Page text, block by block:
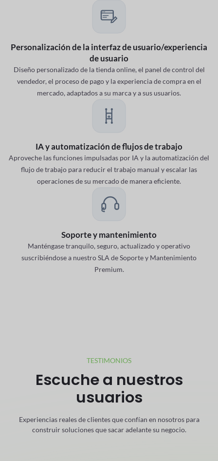
Personalización de la interfaz de usuario/experiencia
de usuario
Diseño personalizado de la tienda online, el panel de control del
vendedor, el proceso de pago y la experiencia de compra en el
mercado, adaptados a su marca y a sus usuarios.
IA y automatización de flujos de trabajo
Aproveche las funciones impulsadas por IA y la automatización del
flujo de trabajo para reducir el trabajo manual y escalar las
operaciones de su mercado de manera eficiente.
Soporte y mantenimiento
Manténgase tranquilo, seguro, actualizado y operativo
suscribiéndose a nuestro SLA de Soporte y Mantenimiento
Premium.
TESTIMONIOS
Escuche a nuestros
usuarios
Experiencias reales de clientes que confían en nosotros para
construir soluciones quesacar adelante su negocio.